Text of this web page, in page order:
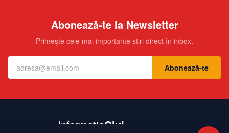
Abonează-te la Newsletter
Primește cele mai importante știri direct în inbox.
Abonează-te